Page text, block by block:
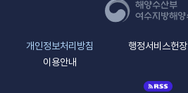
개인정보처리방침 행정서비스헌장
이용안내